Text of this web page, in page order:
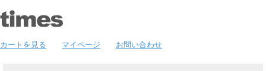
カートを見る マイページ お問い合わせ